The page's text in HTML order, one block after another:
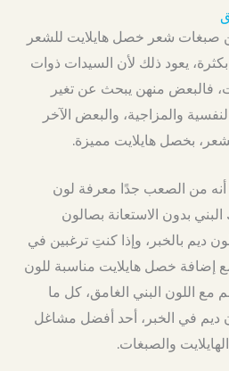
صبغات شعر خصل هايلايت للشعر
يعود ذلك لأن السيدات ذوات
فالبعض منهن يبحث عن تغير
والمزاجية، والبعض الآخر
بخصل هايلايت مميزة.
أنه من الصعب جدًا معرفة لون
بدون الاستعانة بصالون
بالخبر، وإذا كنتِ ترغبين في
خصل هايلايت مناسبة للون
اللون البني الغامق، كل ما
ديم في الخبر، أحد أفضل مشاغل
والصبغات.